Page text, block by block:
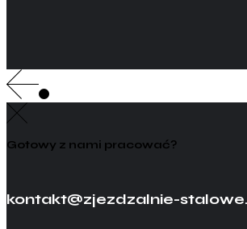
Gotowy z nami pracować?
kontakt@zjezdzalnie-